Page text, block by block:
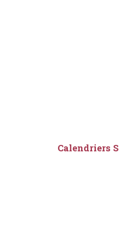
Calendriers